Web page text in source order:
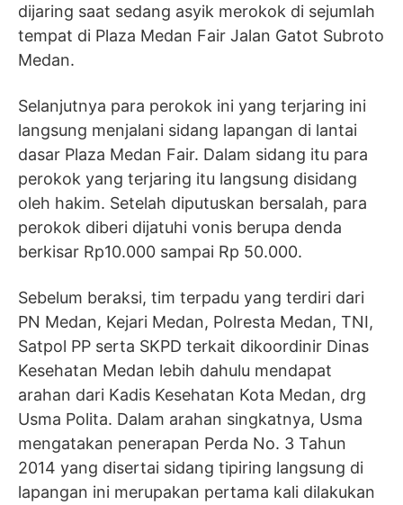
dijaring saat sedang asyik merokok di sejumlah
tempat di Plaza Medan Fair Jalan Gatot Subroto
Medan.
Selanjutnya para perokok ini yang terjaring ini
langsung menjalani sidang lapangan di lantai
dasar Plaza Medan Fair. Dalam sidang itu para
perokok yang terjaring itu langsung disidang
oleh hakim. Setelah diputuskan bersalah, para
perokok diberi dijatuhi vonis berupa denda
berkisar Rp10.000 sampai Rp 50.000.
Sebelum beraksi, tim terpadu yang terdiri dari
PN Medan, Kejari Medan, Polresta Medan, TNI,
Satpol PP serta SKPD terkait dikoordinir Dinas
Kesehatan Medan lebih dahulu mendapat
arahan dari Kadis Kesehatan Kota Medan, drg
Usma Polita. Dalam arahan singkatnya, Usma
mengatakan penerapan Perda No. 3 Tahun
2014 yang disertai sidang tipiring langsung di
lapangan ini merupakan pertama kali dilakukan